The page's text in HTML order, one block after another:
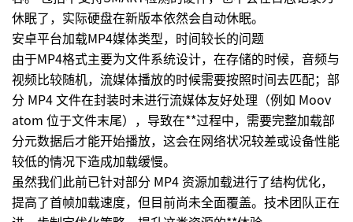
休眠了，实际硬盘在新版本依然会自动休眠。
安卓平台加载MP4媒体类型，时间较长的问题
由于MP4格式主要为文件系统设计，在存储的时候，音频与
视频比较随机，流媒体播放的时候需要按照时间去匹配；部
分 MP4 文件在封装时未进行流媒体友好处理（例如 Moov
atom 位于文件末尾），导致在**过程中，需要完整加载部
分元数据后才能开始播放，这会在网络状况较差或设备性能
较低的情况下造成加载缓慢。
虽然我们此前已针对部分 MP4 资源加载进行了结构优化，
提高了首帧加载速度，但目前尚未全面覆盖。技术团队正在